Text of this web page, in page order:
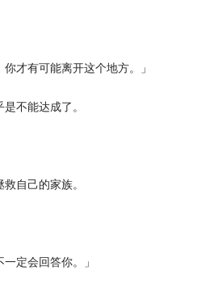
才有可能离开这个地方。」
不能达成了。
自己的家族。
定会回答你。」